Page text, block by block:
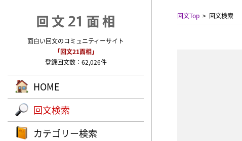
面白い回文のコミュニティーサイト
「回文21面相」
登録回文数：62,026件
HOME
回文検索
カテゴリー検索
回文Top 回文検索